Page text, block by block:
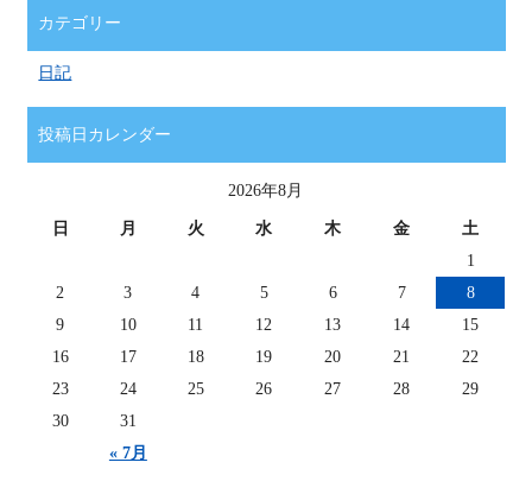
カテゴリー
日記
投稿日カレンダー
2026年8月
日 月 火 水 木 金 土
« 7月
1
2
3 4 5 6 7
8
9
10 11 12 13 14
15
16
17 18 19 20 21
22
23
24 25 26 27 28
29
30
31